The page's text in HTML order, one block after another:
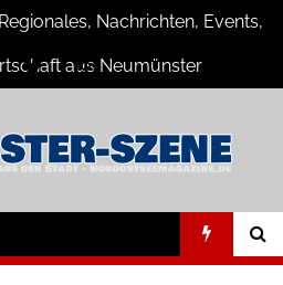
Nachrichten, Events,
aus Neumünster
Szene
Nachrichten aus
Umgebung